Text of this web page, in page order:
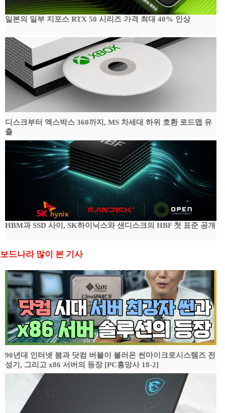
일본의 일부 지포스 RTX 50 시리즈 가격 최대 40% 인상
디스크부터 엑스박스 360까지, MS 차세대 하위 호환 로드맵 유
출
HBM과 SSD 사이, SK하이닉스와 샌디스크의 HBF 첫 표준 공개
보드나라 많이 본 기사
90년대 인터넷 붐과 닷컴 버블이 불러온 썬마이크로시스템즈 전
성기, 그리고 x86 서버의 등장 [PC흥망사 18-2]